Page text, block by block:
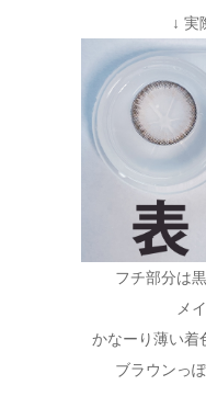
↓ 実
フチ部分は
メ
かなーり薄い着
ブラウンっ